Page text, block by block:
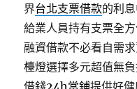
界台北支票借款的利
給業人員持有支票全
融資借款不必看自需
檯燈選擇多元超值無
借錢24h當鋪提供好